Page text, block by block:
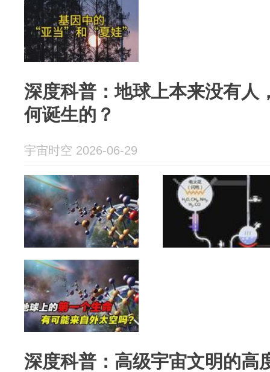
深度科普：地球上本来没有人
何诞生的？
宇宙时空 2026-06-29
深度科普：高级宇宙文明的高